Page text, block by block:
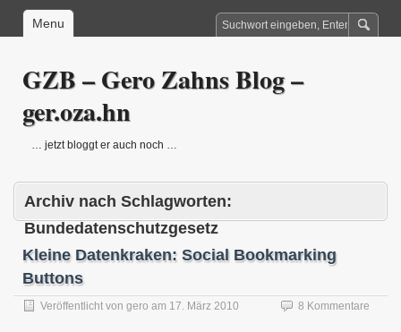
Menu
GZB – Gero Zahns Blog –
ger.oza.hn
… jetzt bloggt er auch noch …
Archiv nach Schlagworten:
Bundedatenschutzgesetz
Kleine Datenkraken: Social Bookmarking
Buttons
Veröffentlicht von gero am 17. März 2010 8 Kommentare